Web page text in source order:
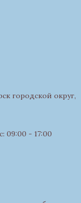
городской округ,
09:00 - 17:00